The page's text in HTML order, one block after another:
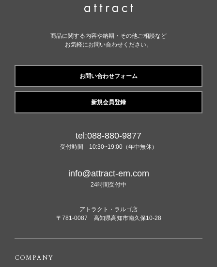
商品に関する内容や納期・その他ご相談など
お気軽にお問い合わせください。
お問い合わせフォーム
新規会員登録
tel:088-880-9877
受付時間 10:30~19:00（年中無休）
info@attract-em.com
24時間受付中
アトラクト・ラルゴ店
〒781-0087 高知県高知市南久保10-28
COMPANY